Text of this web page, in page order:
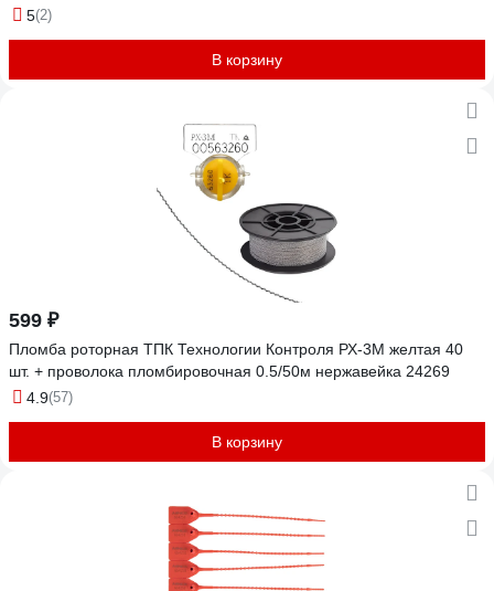
5(2)
В корзину
599 ₽
Пломба роторная ТПК Технологии Контроля РХ-3М желтая 40
шт. + проволока пломбировочная 0.5/50м нержавейка 24269
4.9(57)
В корзину